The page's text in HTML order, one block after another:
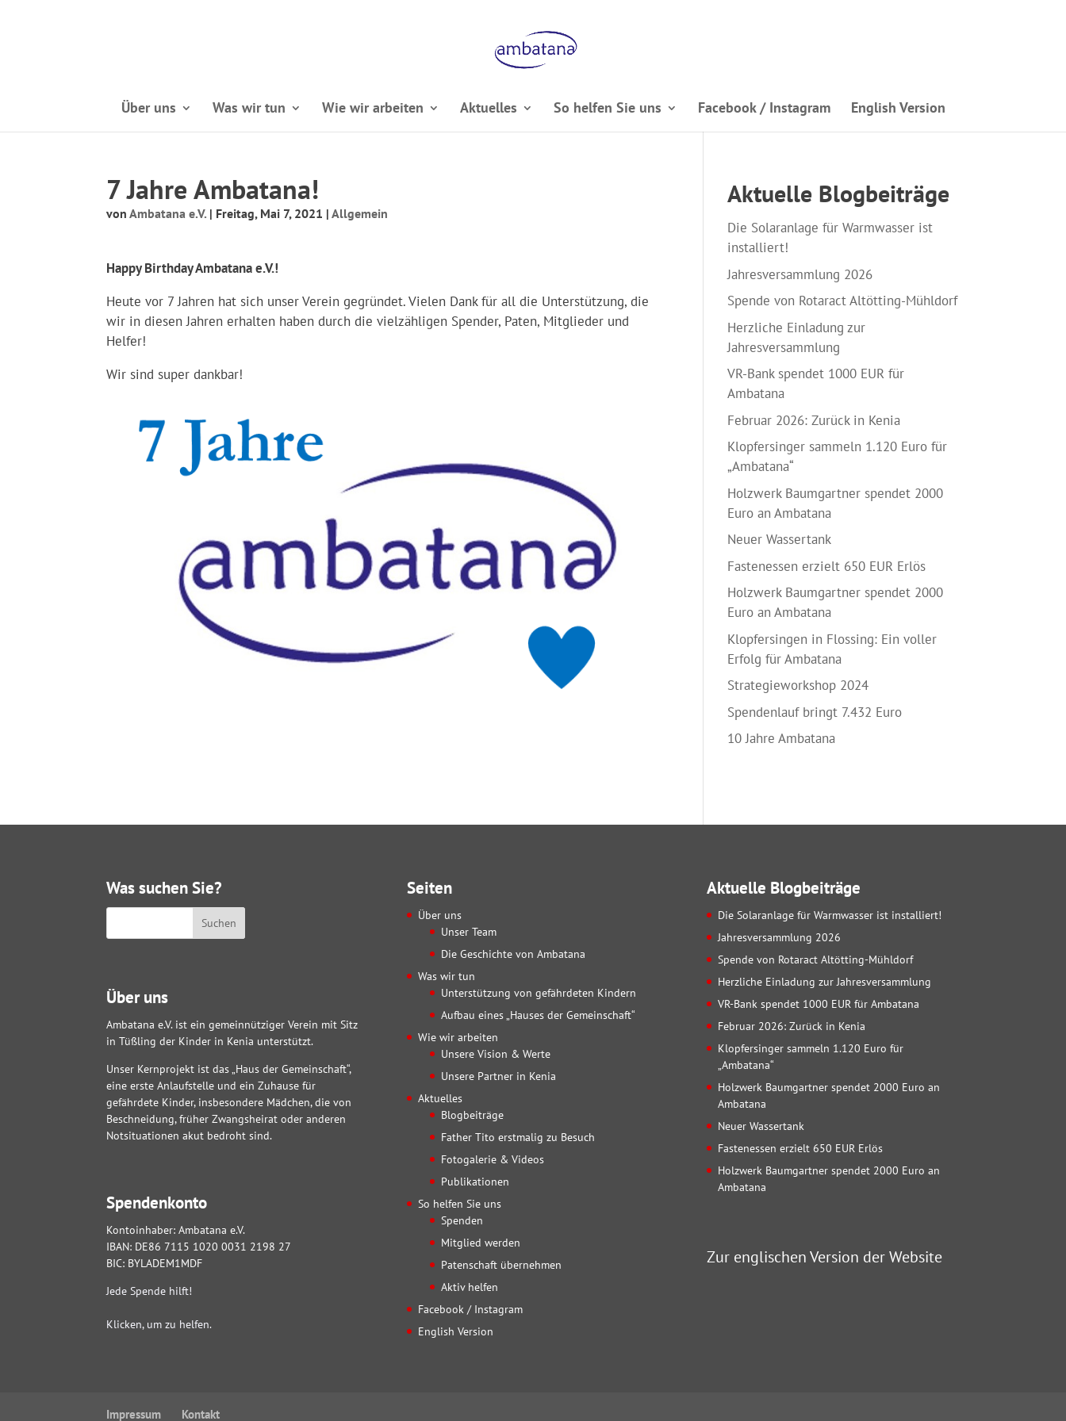
Über uns Was wir tun Wie wir arbeiten Aktuelles So helfen Sie uns Facebook / Instagram English Version
7 Jahre Ambatana!
vonAmbatana e.V. | Freitag, Mai 7, 2021 |Allgemein
Happy Birthday Ambatana e.V.!
Heute vor 7 Jahren hat sich unser Verein gegründet. Vielen Dank für all die Unterstützung, die
wir in diesen Jahren erhalten haben durch die vielzähligen Spender, Paten, Mitglieder und
Helfer!
Wir sind super dankbar!
Aktuelle Blogbeiträge
Die Solaranlage für Warmwasser ist
installiert!
Jahresversammlung 2026
Spende von Rotaract Altötting-Mühldorf
Herzliche Einladung zur
Jahresversammlung
VR-Bank spendet 1000 EUR für
Ambatana
Februar 2026: Zurück in Kenia
Klopfersinger sammeln 1.120 Euro für
„Ambatana“
Holzwerk Baumgartner spendet 2000
Euro an Ambatana
Neuer Wassertank
Fastenessen erzielt 650 EUR Erlös
Holzwerk Baumgartner spendet 2000
Euro an Ambatana
Klopfersingen in Flossing: Ein voller
Erfolg für Ambatana
Strategieworkshop 2024
Spendenlauf bringt 7.432 Euro
10 Jahre Ambatana
Was suchen Sie?
Über uns
Ambatana e.V. ist ein gemeinnütziger Verein mit Sitz
in Tüßling der Kinder in Kenia unterstützt.
Unser Kernprojekt ist das „Haus der Gemeinschaft“,
eine erste Anlaufstelle und ein Zuhause für
gefährdete Kinder, insbesondere Mädchen, die von
Beschneidung, früher Zwangsheirat oder anderen
Notsituationen akut bedroht sind.
Spendenkonto
Kontoinhaber: Ambatana e.V.
IBAN: DE86 7115 1020 0031 2198 27
BIC: BYLADEM1MDF
Jede Spende hilft!
Klicken, um zu helfen.
Seiten
Über uns
Unser Team
Die Geschichte von Ambatana
Was wir tun
Unterstützung von gefährdeten Kindern
Aufbau eines „Hauses der Gemeinschaft“
Wie wir arbeiten
Unsere Vision & Werte
Unsere Partner in Kenia
Aktuelles
Blogbeiträge
Father Tito erstmalig zu Besuch
Fotogalerie & Videos
Publikationen
So helfen Sie uns
Spenden
Mitglied werden
Patenschaft übernehmen
Aktiv helfen
Facebook / Instagram
English Version
Aktuelle Blogbeiträge
Die Solaranlage für Warmwasser ist installiert!
Jahresversammlung 2026
Spende von Rotaract Altötting-Mühldorf
Herzliche Einladung zur Jahresversammlung
VR-Bank spendet 1000 EUR für Ambatana
Februar 2026: Zurück in Kenia
Klopfersinger sammeln 1.120 Euro für
„Ambatana“
Holzwerk Baumgartner spendet 2000 Euro an
Ambatana
Neuer Wassertank
Fastenessen erzielt 650 EUR Erlös
Holzwerk Baumgartner spendet 2000 Euro an
Ambatana
Zur englischen Version der Website
Impressum Kontakt